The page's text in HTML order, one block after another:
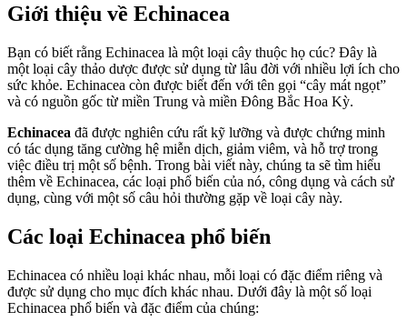
Giới thiệu về Echinacea
Bạn có biết rằng Echinacea là một loại cây thuộc họ cúc? Đây là
một loại cây thảo dược được sử dụng từ lâu đời với nhiều lợi ích cho
sức khỏe. Echinacea còn được biết đến với tên gọi “cây mát ngọt”
và có nguồn gốc từ miền Trung và miền Đông Bắc Hoa Kỳ.
Echinacea đã được nghiên cứu rất kỹ lưỡng và được chứng minh
có tác dụng tăng cường hệ miễn dịch, giảm viêm, và hỗ trợ trong
việc điều trị một số bệnh. Trong bài viết này, chúng ta sẽ tìm hiểu
thêm về Echinacea, các loại phổ biến của nó, công dụng và cách sử
dụng, cùng với một số câu hỏi thường gặp về loại cây này.
Các loại Echinacea phổ biến
Echinacea có nhiều loại khác nhau, mỗi loại có đặc điểm riêng và
được sử dụng cho mục đích khác nhau. Dưới đây là một số loại
Echinacea phổ biến và đặc điểm của chúng: